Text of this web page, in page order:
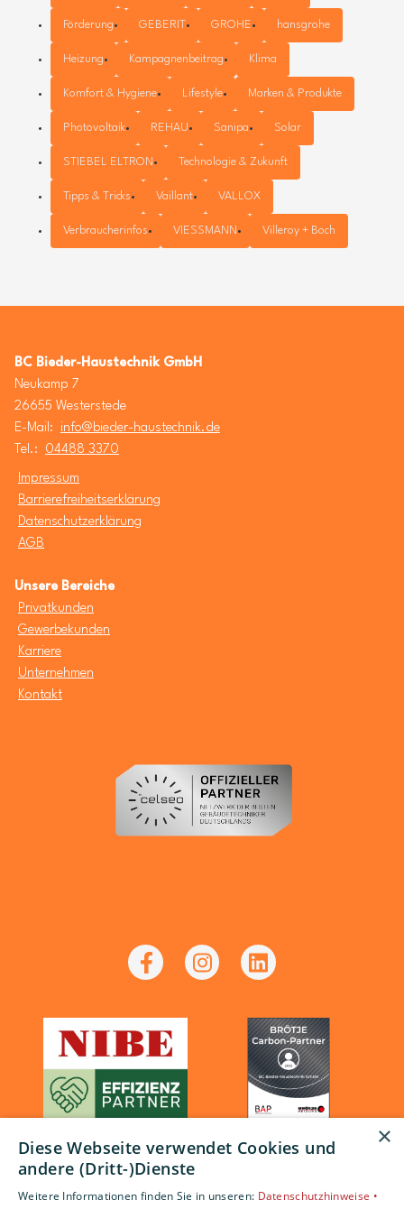
Förderung GEBERIT GROHE hansgrohe
Heizung Kampagnenbeitrag Klima
Komfort & Hygiene Lifestyle Marken & Produkte
Photovoltaik REHAU Sanipa Solar
STIEBEL ELTRON Technologie & Zukunft
Tipps & Tricks Vaillant VALLOX
Verbraucherinfos VIESSMANN Villeroy + Boch
BC Bieder-Haustechnik GmbH
Neukamp 7
26655 Westerstede
E-Mail:
info@bieder-haustechnik.de
Tel.:
04488 3370
Impressum
Barrierefreiheitserklärung
Datenschutzerklärung
AGB
Unsere Bereiche
Privatkunden
Gewerbekunden
Karriere
Unternehmen
Kontakt
×
Diese Webseite verwendet Cookies und
andere (Dritt-)Dienste
Weitere Informationen finden Sie in unseren: Datenschutzhinweise •